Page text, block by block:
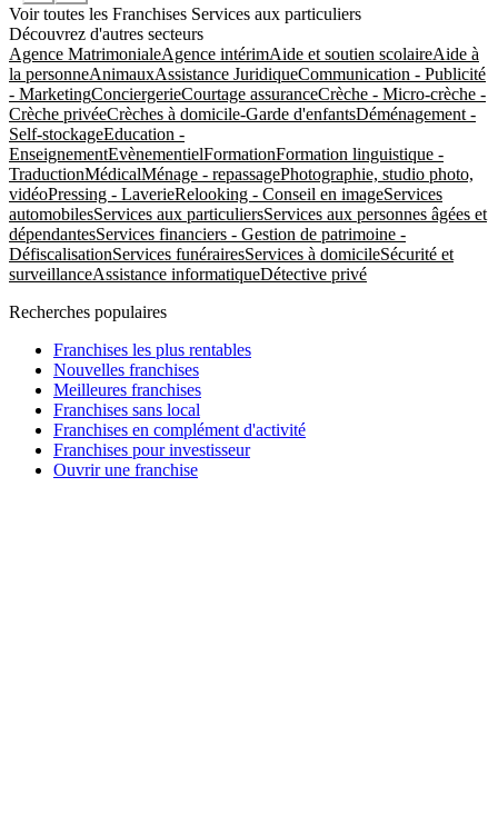
Voir toutes les Franchises Services aux particuliers
Découvrez d'autres secteurs
Agence MatrimonialeAgence intérimAide et soutien scolaireAide à
la personneAnimauxAssistance JuridiqueCommunication - Publicité
- MarketingConciergerieCourtage assuranceCrèche - Micro-crèche -
Crèche privéeCrèches à domicile-Garde d'enfantsDéménagement -
Self-stockageEducation -
EnseignementEvènementielFormationFormation linguistique -
TraductionMédicalMénage - repassagePhotographie, studio photo,
vidéoPressing - LaverieRelooking - Conseil en imageServices
automobilesServices aux particuliersServices aux personnes âgées et
dépendantesServices financiers - Gestion de patrimoine -
DéfiscalisationServices funérairesServices à domicileSécurité et
surveillanceAssistance informatiqueDétective privé
Recherches populaires
Franchises les plus rentables
Nouvelles franchises
Meilleures franchises
Franchises sans local
Franchises en complément d'activité
Franchises pour investisseur
Ouvrir une franchise